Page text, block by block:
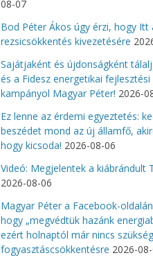
08-07
Bod Péter Ákos úgy érzi, hogy Itt
rezsicsökkentés kivezetésére
Sajátjaként és újdonságként
és a Fidesz energetikai
kampányol Magyar Péter! 2026-
Ez lenne az érdemi egyeztetés:
beszédet mond az új államfő,
hogy kicsoda! 2026-08-06
Videó: Megjelentek a kiábrándult
2026-08-06
Magyar Péter a Facebook-
hogy „megvédtük hazánk
ezért holnaptól már nincs
fogyasztáscsökkentésre 2026-